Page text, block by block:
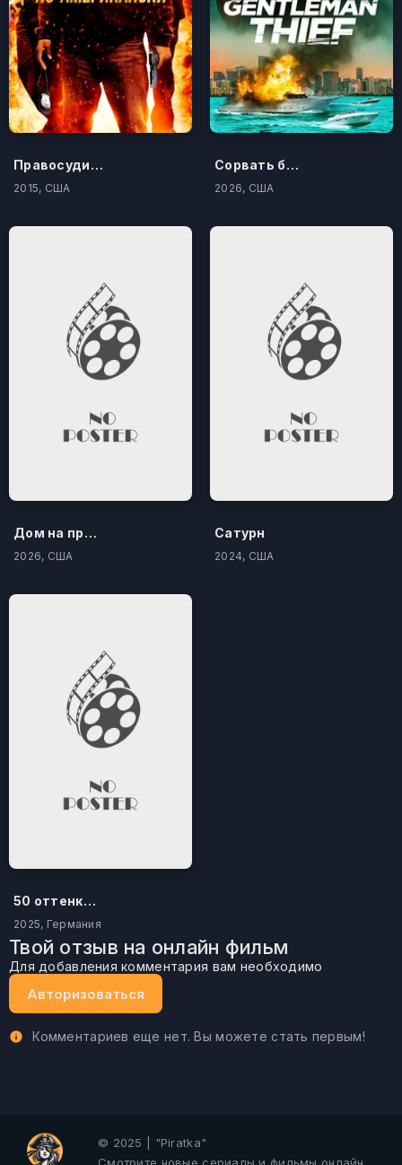
Правосудие по-американски
2015, США
Сорвать банк 3: Вор-джентльмен
2026, США
Дом на проклятом холме
2026, США
Сатурн
2024, США
50 оттенков бестселлера
2025, Германия
Твой отзыв на онлайн фильм
Для добавления комментария вам необходимо
Авторизоваться
Комментариев еще нет. Вы можете стать первым!
© 2025 | "Piratka"